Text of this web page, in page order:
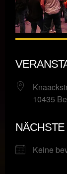
10435
Keine